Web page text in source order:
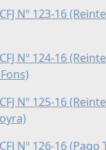
Nº 123-16
Nº 124-16
Nº 125-16
Nº 126-16